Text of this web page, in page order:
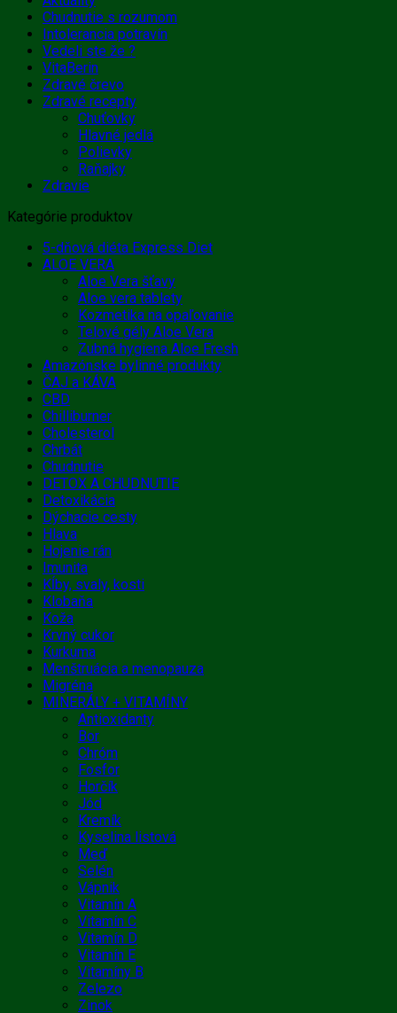
Chudnutie s rozumom
Intolerancia potravín
Vedeli ste že ?
VitaBerin
Zdravé črevo
Zdravé recepty
Chuťovky
Hlavné jedlá
Polievky
Raňajky
Zdravie
Kategórie produktov
5-dňová diéta Express Diet
ALOE VERA
Aloe Vera šťavy
Aloe vera tablety
Kozmetika na opaľovanie
Telové gély Aloe Vera
Zubná hygiena Aloe Fresh
Amazónske bylinné produkty
ČAJ a KÁVA
CBD
Chilliburner
Cholesterol
Chrbát
Chudnutie
DETOX A CHUDNUTIE
Detoxikácia
Dýchacie cesty
Hlava
Hojenie rán
Imunita
Kĺby, svaly, kosti
Klobaňa
Koža
Krvný cukor
Kurkuma
Menštruácia a menopauza
Migréna
MINERÁLY + VITAMÍNY
Antioxidanty
Bor
Chróm
Fosfor
Horčík
Jód
Kremík
Kyselina listová
Meď
Selén
Vápnik
Vitamín A
Vitamín C
Vitamín D
Vitamín E
Vitamíny B
Zelezo
Zinok